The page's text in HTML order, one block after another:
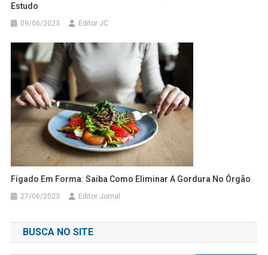
Estudo
09/06/2023 Editor JC
Fígado Em Forma: Saiba Como Eliminar A Gordura No Órgão
27/06/2023 Editor Jornal
BUSCA NO SITE